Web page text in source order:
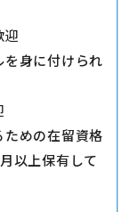
的なアプロー
ショッピン
体験いただき
迎
身に付けられ
めの在留資格
以上保有して